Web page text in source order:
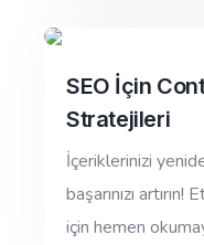
SEO İçin
Stratejileri
İçeriklerinizi
başarınızı
için hemen